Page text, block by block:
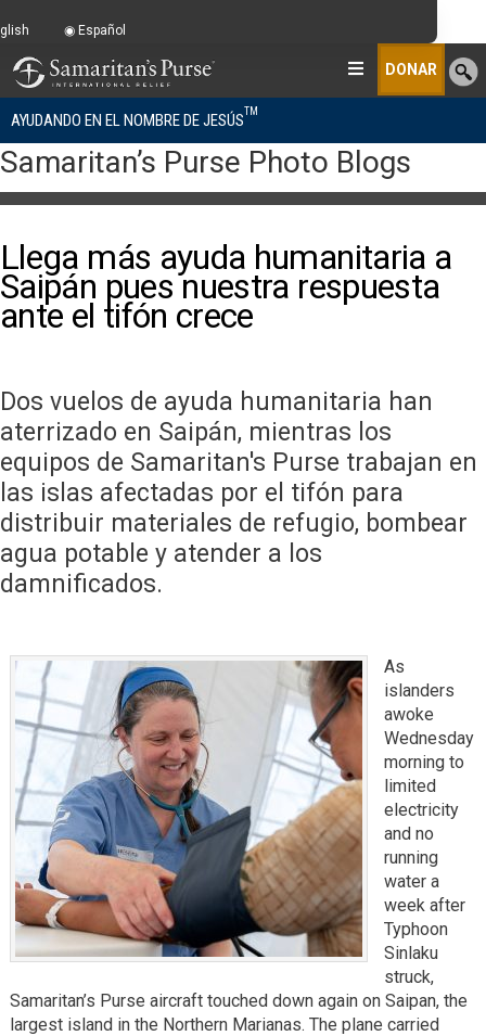
DONAR
AYUDANDO EN EL NOMBRE DE JESÚSTM
Samaritan’s Purse Photo Blogs
Llega más ayuda humanitaria a
Saipán pues nuestra respuesta
ante el tifón crece
Dos vuelos de ayuda humanitaria han
aterrizado en Saipán, mientras los
equipos de Samaritan's Purse trabajan en
las islas afectadas por el tifón para
distribuir materiales de refugio, bombear
agua potable y atender a los
damnificados.
As
islanders
awoke
Wednesday
morning to
limited
electricity
and no
running
water a
week after
Typhoon
Sinlaku
struck,
Samaritan’s Purse aircraft touched down again on Saipan, the
largest island in the Northern Marianas. The plane carried
Español